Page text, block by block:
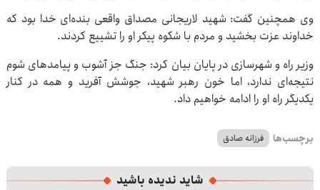
وی همچنین گفت: شهید لاریجانی مصداق واقعی بنده‌ای خدا بود که
خداوند عزت بخشید و مردم با شکوه پیکر او را تشییع کردند.
وزیر راه و شهرسازی در پایان بیان کرد: جنگ جز آشوب و پیامدهای شوم
نتیجه‌ای ندارد، اما خون رهبر شهید، جوشش آفرید و همه در کنار
یکدیگر راه او را ادامه خواهیم داد.
برچسب‌ها فرزانه صادق
شاید ندیده باشید